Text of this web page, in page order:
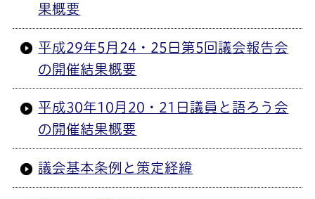
果概要
平成29年5月24・25日第5回議会報告会
の開催結果概要
平成30年10月20・21日議員と語ろう会
の開催結果概要
議会基本条例と策定経緯